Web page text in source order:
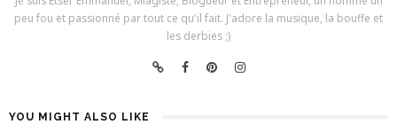
peu fou et passionné par tout ce qu'il fait. J'adore la musique, la bouffe et
les derbies ;)
YOU MIGHT ALSO LIKE